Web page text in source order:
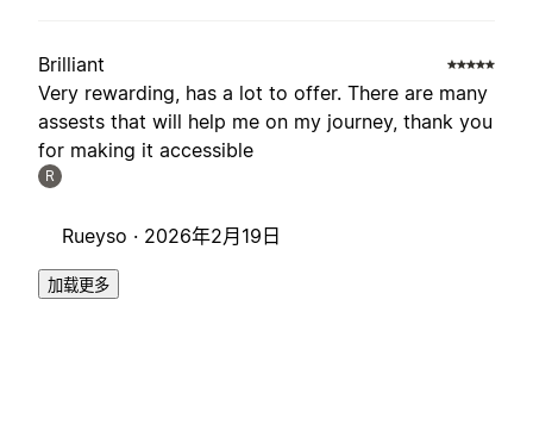
Brilliant
Very rewarding, has a lot to offer. There are many
assests that will help me on my journey, thank you
for making it accessible
R
Rueyso · 2026年2月19日
加载更多